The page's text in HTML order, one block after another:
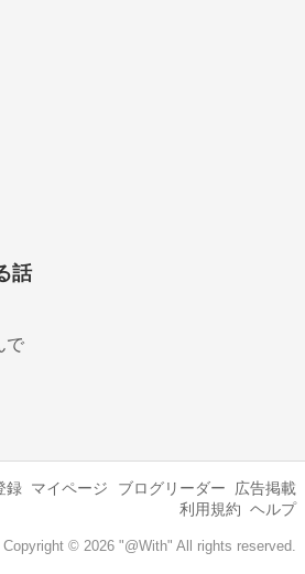
話
で
録 マイページ ブログリーダー
広告掲載
利用規約 ヘルプ
Copyright © 2026 "@With" All rights reserved.